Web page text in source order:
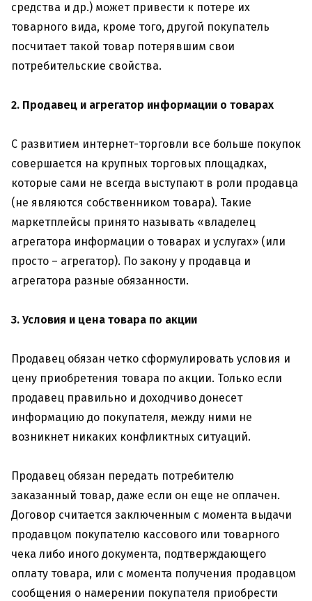
средства и др.) может привести к потере их
товарного вида, кроме того, другой покупатель
посчитает такой товар потерявшим свои
потребительские свойства.
2. Продавец и агрегатор информации о товарах
С развитием интернет-торговли все больше покупок
совершается на крупных торговых площадках,
которые сами не всегда выступают в роли продавца
(не являются собственником товара). Такие
маркетплейсы принято называть «владелец
агрегатора информации о товарах и услугах» (или
просто – агрегатор). По закону у продавца и
агрегатора разные обязанности.
3. Условия и цена товара по акции
Продавец обязан четко сформулировать условия и
цену приобретения товара по акции. Только если
продавец правильно и доходчиво донесет
информацию до покупателя, между ними не
возникнет никаких конфликтных ситуаций.
Продавец обязан передать потребителю
заказанный товар, даже если он еще не оплачен.
Договор считается заключенным с момента выдачи
продавцом покупателю кассового или товарного
чека либо иного документа, подтверждающего
оплату товара, или с момента получения продавцом
сообщения о намерении покупателя приобрести